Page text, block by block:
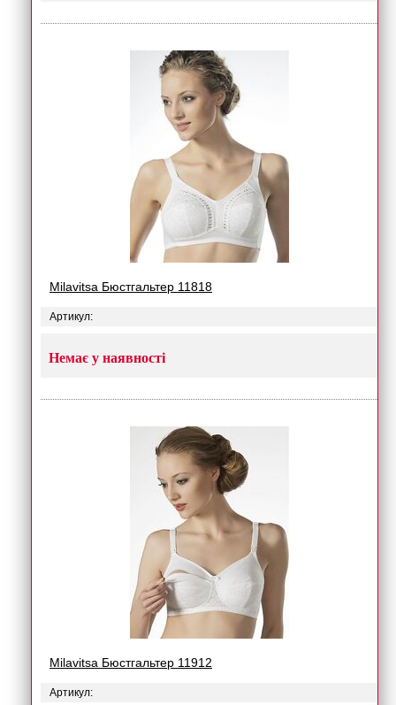
Milavitsa Бюстгальтер 11818
Артикул:
Немає у наявності
Milavitsa Бюстгальтер 11912
Артикул: